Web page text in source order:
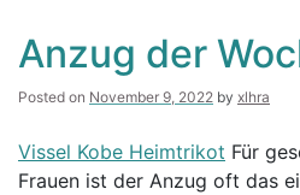
die
Typ
qualitativ
hochwertige
Unterwäsche
Anzug der
Posted on November 9, 2022 by xlhra
Vissel Kobe Heimtrikot Für
Frauen ist der Anzug oft das